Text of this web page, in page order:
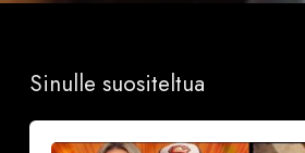
Sinulle suositeltua